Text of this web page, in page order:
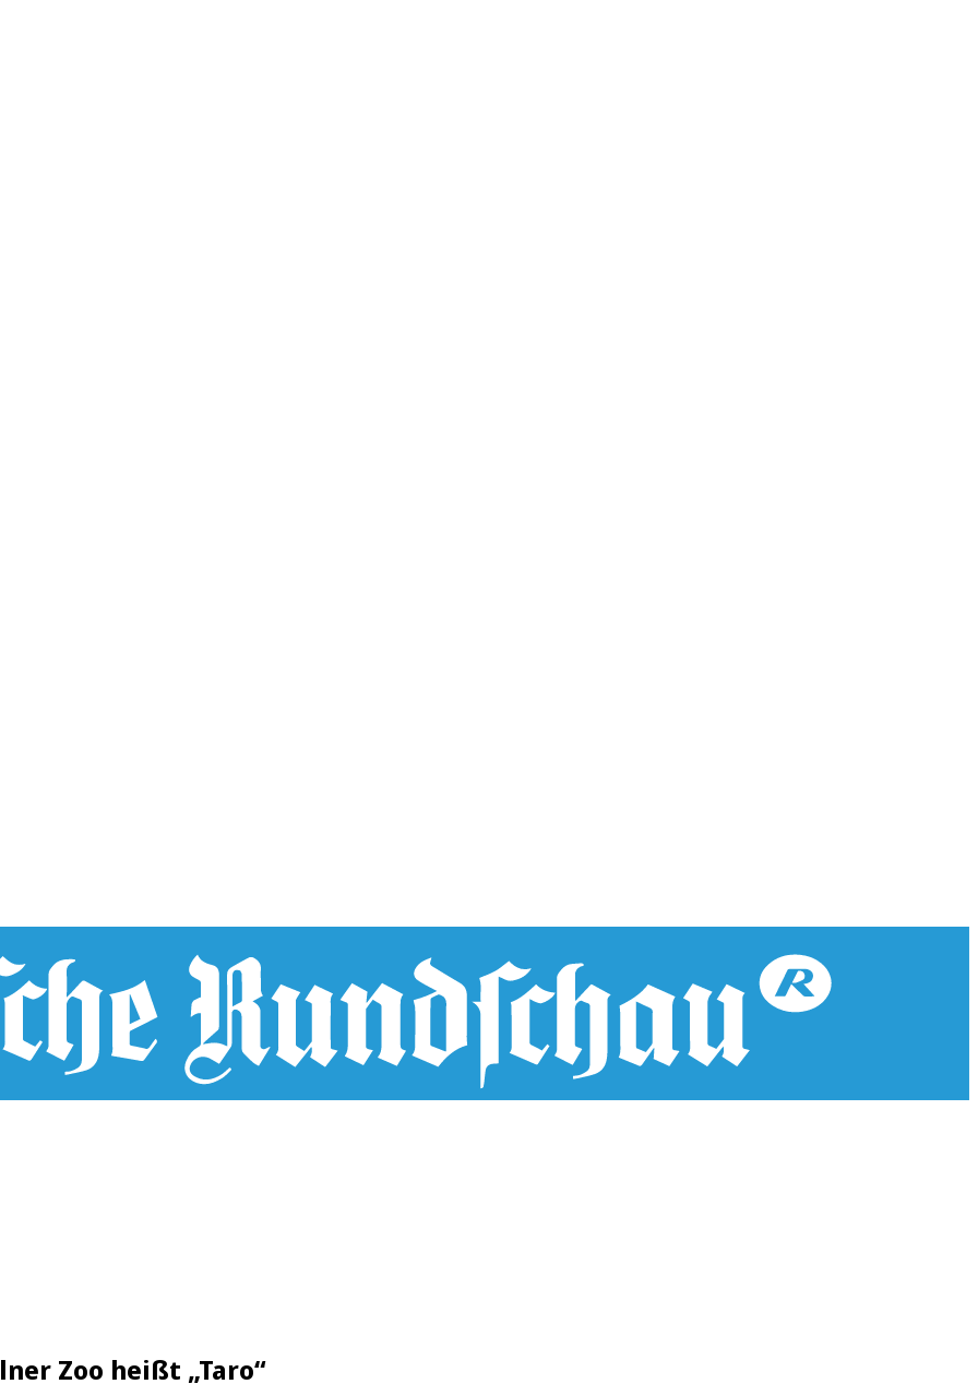
Zoo heißt „Taro“